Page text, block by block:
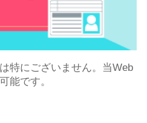
特にございません。当Web
能です。